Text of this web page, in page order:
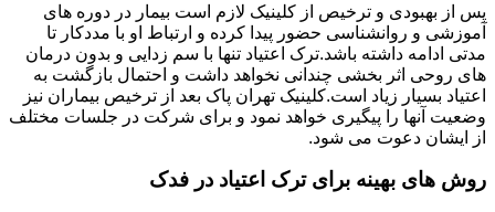
پس از بهبودی و ترخیص از کلینیک لازم است بیمار در دوره های
آموزشی و روانشناسی حضور پیدا کرده و ارتباط او با مددکار تا
مدتی ادامه داشته باشد.ترک اعتیاد تنها با سم زدایی و بدون درمان
های روحی اثر بخشی چندانی نخواهد داشت و احتمال بازگشت به
اعتیاد بسیار زیاد است.کلینیک تهران پاک بعد از ترخیص بیماران نیز
وضعیت آنها را پیگیری خواهد نمود و برای شرکت در جلسات مختلف
از ایشان دعوت می شود.
روش های بهینه برای ترک اعتیاد در فدک